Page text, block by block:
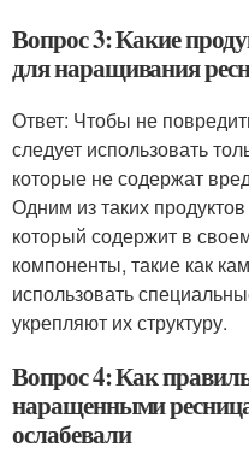
Вопрос 3: Какие
для наращивания
Ответ: Чтобы не
следует использовать
которые не содержат
Одним из таких
который содержит в
компоненты, такие как
использовать
укрепляют их структуру.
Вопрос 4: Как
наращенными
ослабевали